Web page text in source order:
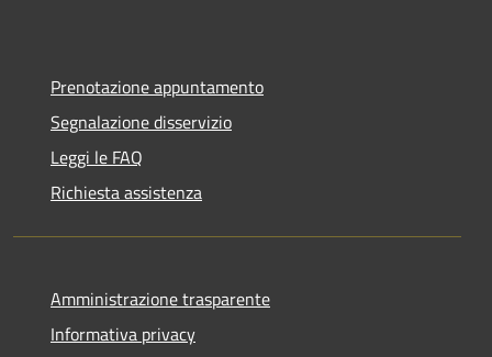
Prenotazione appuntamento
Segnalazione disservizio
Leggi le FAQ
Richiesta assistenza
Amministrazione trasparente
Informativa privacy